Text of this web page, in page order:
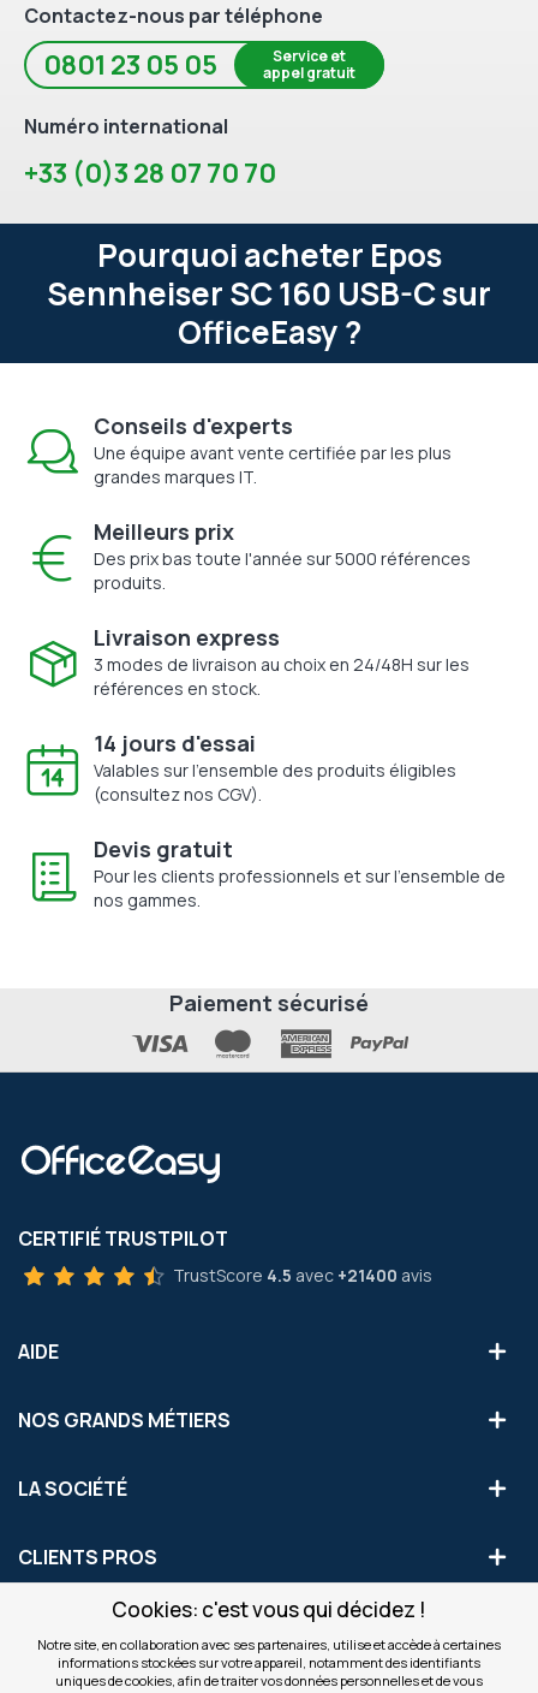
Cookies: c'est vous qui décidez !
Notre site, en collaboration avec ses partenaires, utilise et accède à certaines
informations stockées sur votre appareil, notamment des identifiants
uniques de cookies, afin de traiter vos données personnelles et de vous
Contactez-nous par téléphone
0801 23 05 05
Service et
appel gratuit
Numéro international
+33 (0)3 28 07 70 70
Pourquoi acheter Epos
Sennheiser SC 160 USB-C sur
OfficeEasy ?
Conseils d'experts
Une équipe avant vente certifiée par les plus
grandes marques IT.
Meilleurs prix
Des prix bas toute l'année sur 5000 références
produits.
Livraison express
3 modes de livraison au choix en 24/48H sur les
références en stock.
14 jours d'essai
Valables sur l'ensemble des produits éligibles
(consultez nos CGV).
Devis gratuit
Pour les clients professionnels et sur l'ensemble de
nos gammes.
Paiement sécurisé
CERTIFIÉ TRUSTPILOT
TrustScore 4.5 avec +21400 avis
AIDE
NOS GRANDS MÉTIERS
LA SOCIÉTÉ
CLIENTS PROS
S'INSCRIRE AUX OFFRES COMMERCIALES
Inscription
Valider